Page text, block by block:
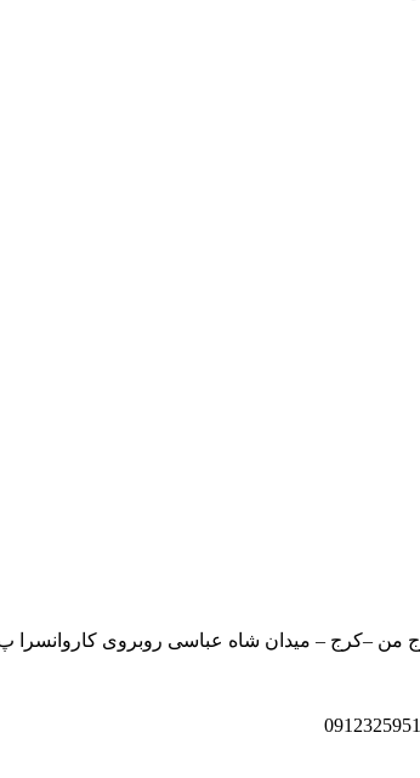
–کرج – میدان شاه عباسی روبروی کاروانسرا پ 749 ط